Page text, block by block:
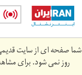
Skip
main
content
شما صفحه ای از سایت قدیمی
روز نمی شود. برای